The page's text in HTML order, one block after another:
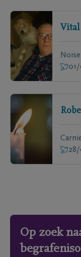
Vital
01/
Op zoek